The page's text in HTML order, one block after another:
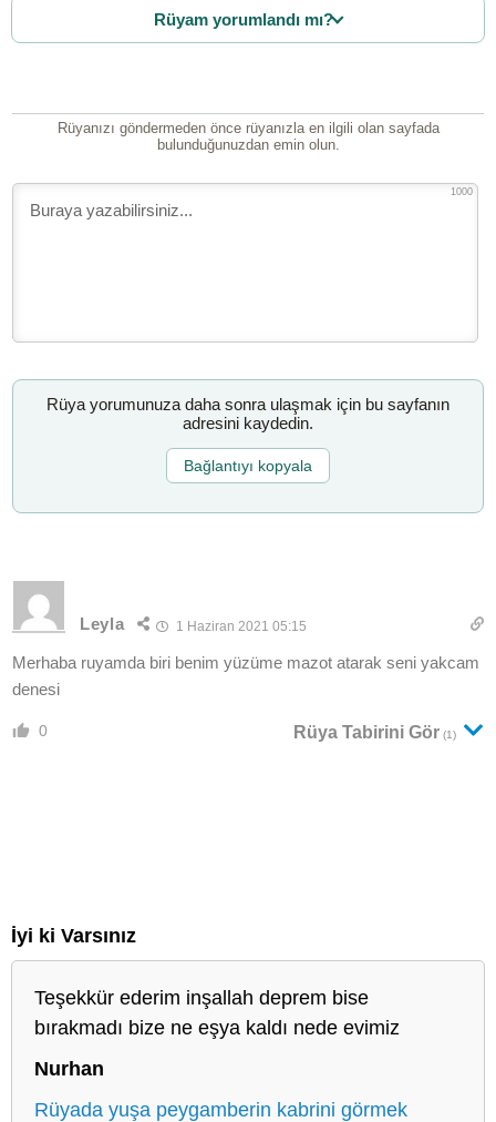
Rüyam yorumlandı mı?
Rüyanızı göndermeden önce rüyanızla en ilgili olan sayfada
bulunduğunuzdan emin olun.
1000
Rüya yorumunuza daha sonra ulaşmak için bu sayfanın
adresini kaydedin.
Bağlantıyı kopyala
Leyla 1 Haziran 2021 05:15
Merhaba ruyamda biri benim yüzüme mazot atarak seni yakcam
denesi
0 Rüya Tabirini Gör (1)
İyi ki Varsınız
Teşekkür ederim inşallah deprem bise
bırakmadı bize ne eşya kaldı nede evimiz
Nurhan
Rüyada yuşa peygamberin kabrini görmek